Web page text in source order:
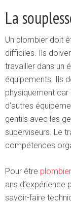
La
Un plombier doit
difficiles. Ils
travailler dans un
équipements. Ils
physiquement
d’autres
gentils avec les
superviseurs. Le
compétences
Pour être plombier
ans d’expérience
savoir-faire